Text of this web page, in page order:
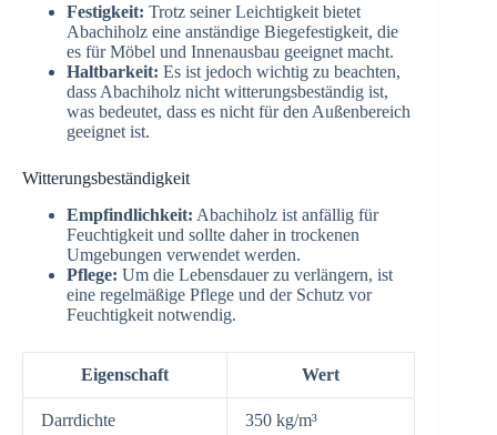
Festigkeit: Trotz seiner Leichtigkeit bietet
Abachiholz eine anständige Biegefestigkeit, die
es für Möbel und Innenausbau geeignet macht.
Haltbarkeit: Es ist jedoch wichtig zu beachten,
dass Abachiholz nicht witterungsbeständig ist,
was bedeutet, dass es nicht für den Außenbereich
geeignet ist.
Witterungsbeständigkeit
Empfindlichkeit: Abachiholz ist anfällig für
Feuchtigkeit und sollte daher in trockenen
Umgebungen verwendet werden.
Pflege: Um die Lebensdauer zu verlängern, ist
eine regelmäßige Pflege und der Schutz vor
Feuchtigkeit notwendig.
Eigenschaft Wert
Darrdichte 350 kg/m³